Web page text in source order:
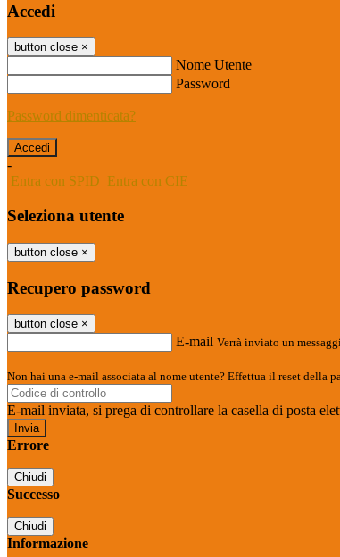
Accedi
button close ×
Nome Utente
Password
Password dimenticata?
-
Entra con SPID Entra con CIE
Seleziona utente
button close ×
Recupero password
button close ×
E-mail Verrà inviato un
Non hai una e-mail associata al nome utente? Effettua il reset della
E-mail inviata, si prega di controllare la casella di posta
Errore
Chiudi
Successo
Chiudi
Informazione